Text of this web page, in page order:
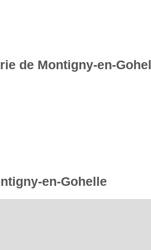
de Montigny-en-
en-Gohelle